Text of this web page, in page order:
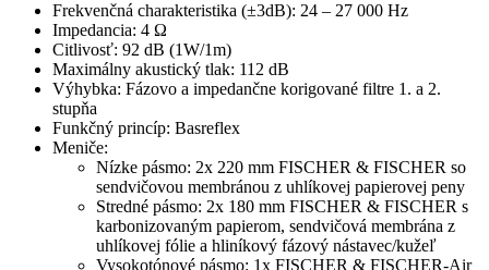
Frekvenčná charakteristika (±3dB): 24 – 27 000 Hz
Impedancia: 4 Ω
Citlivosť: 92 dB (1W/1m)
Maximálny akustický tlak: 112 dB
Výhybka: Fázovo a impedančne korigované filtre 1. a 2.
stupňa
Funkčný princíp: Basreflex
Meniče:
Nízke pásmo: 2x 220 mm FISCHER & FISCHER so
sendvičovou membránou z uhlíkovej papierovej peny
Stredné pásmo: 2x 180 mm FISCHER & FISCHER s
karbonizovaným papierom, sendvičová membrána z
uhlíkovej fólie a hliníkový fázový nástavec/kužeľ
Vysokotónové pásmo: 1x FISCHER & FISCHER-Air